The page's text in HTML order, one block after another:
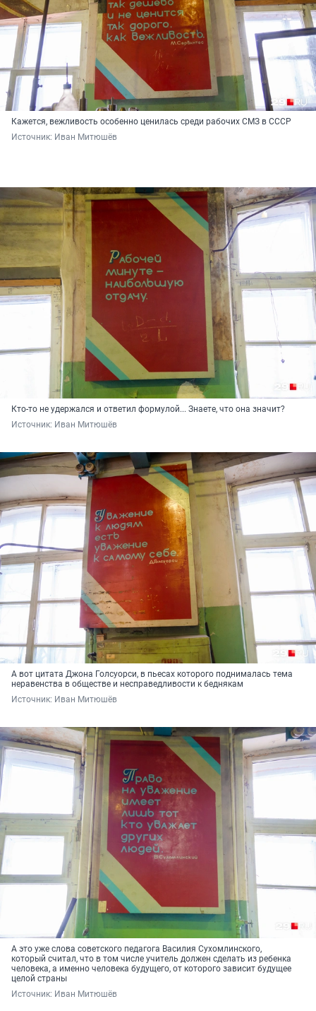
Кажется, вежливость особенно ценилась среди рабочих СМЗ в СССР
Источник: Иван Митюшёв
Кто-то не удержался и ответил формулой... Знаете, что она значит?
Источник: Иван Митюшёв
А вот цитата Джона Голсуорси, в пьесах которого поднималась тема
неравенства в обществе и несправедливости к беднякам
Источник: Иван Митюшёв
А это уже слова советского педагога Василия Сухомлинского,
который считал, что в том числе учитель должен сделать из ребенка
человека, а именно человека будущего, от которого зависит будущее
целой страны
Источник: Иван Митюшёв